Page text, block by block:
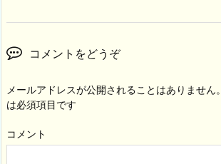
コメントをどうぞ
メールアドレスが公開されることはありません。
は必須項目です
コメント